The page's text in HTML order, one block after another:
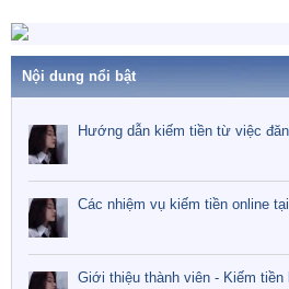
Nội dung nổi bật
Hướng dẫn kiếm tiền từ việc
Các nhiệm vụ kiếm tiền online
Giới thiệu thành viên - Kiếm tiền